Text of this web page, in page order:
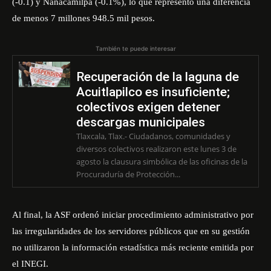
de menos 7 millones 948.5 mil pesos.
También te puede interesar
Recuperación de la laguna de
Acuitlapilco es insuficiente;
colectivos exigen detener
descargas municipales
Tlaxcala, Tlax.- Ciudadanos, comunidades y
diversos colectivos realizaron este lunes 3 de
agosto la clausura simbólica de las oficinas de la
Procuraduría de Protección...
Al final, la ASF ordenó iniciar procedimiento administrativo por
las irregularidades de los servidores públicos que en su gestión
no utilizaron la información estadística más reciente emitida por
el INEGI.